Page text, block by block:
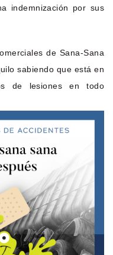
indemnización por sus
de Sana-Sana
sabiendo que está en
de lesiones en todo